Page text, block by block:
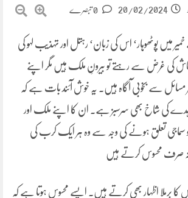
20/02/2024
میں پوٹھوہار‘ اس کی زبان‘ رہتل اور تہذیب لہو کی
کی غرض سے رہتے تو بیرونِ ملک ہیں مگر اپنے
مسائل سے بخوبی آگاہ ہیں۔ یہ خوش آئند بات ہے کہ
کی شاخ بھی سرسبز ہے۔ ان کا اپنے ملک اور
و سماجی تعلق ہونے کی وجہ سے وہ ہر ایک کرب کی
نہ صرف محسوس کرتے ہیں
کا برملا اظہار بھی کرتے ہیں۔ ایسے محسوس ہوتا ہے کہ